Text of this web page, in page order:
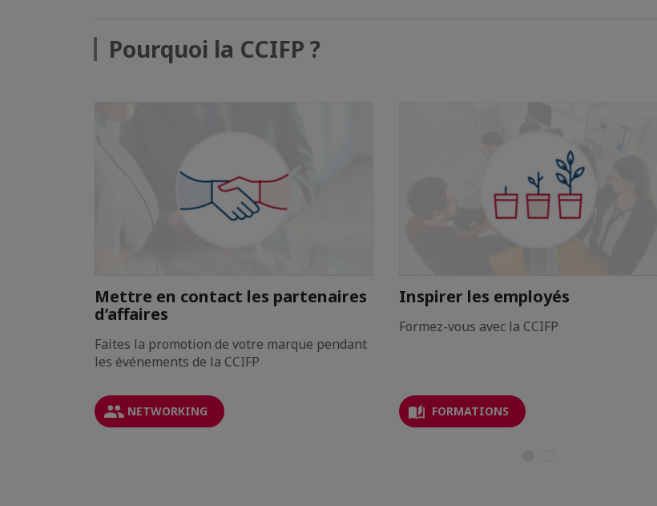
Pourquoi la CCIFP ?
Mettre en contact les partenaires
d’affaires
Faites la promotion de votre marque pendant
les événements de la CCIFP
NETWORKING
Inspirer les employés
Formez-vous avec la CCIFP
FORMATIONS